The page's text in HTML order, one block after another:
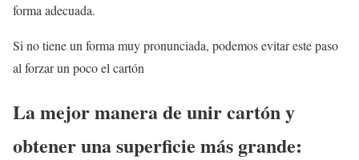
forma adecuada.
Si no tiene un forma muy pronunciada, podemos evitar este paso
al forzar un poco el cartón
La mejor manera de unir cartón y
obtener una superficie más grande: